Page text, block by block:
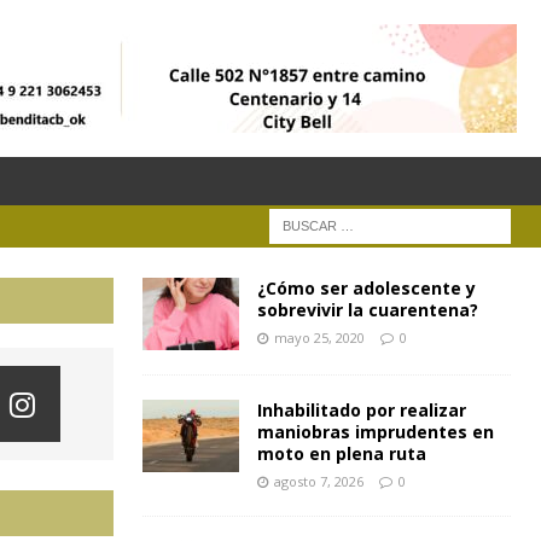
¿Cómo ser adolescente y
sobrevivir la cuarentena?
mayo 25, 2020 0
Inhabilitado por realizar
maniobras imprudentes en
moto en plena ruta
agosto 7, 2026 0